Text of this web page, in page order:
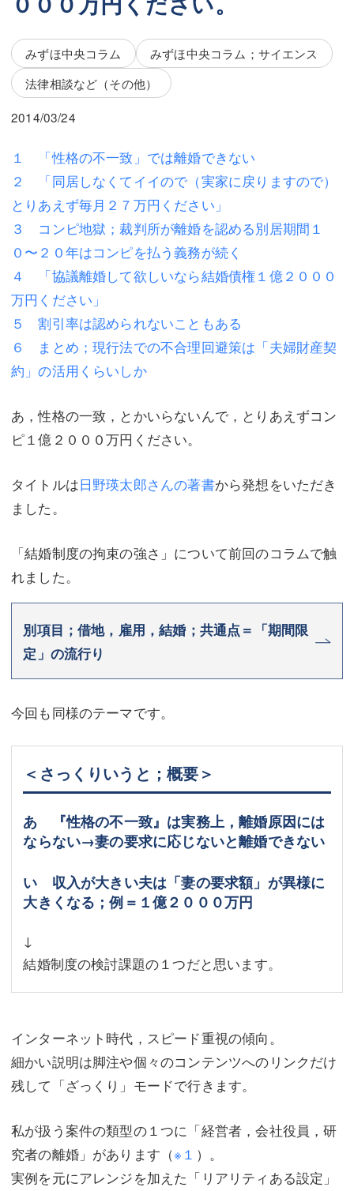
吉元 優仁
小川 祐
弁護士費用
相続・遺言
離婚（夫婦間トラブル）
企業法務
労働問題（解雇，残業等）
刑事弁護
交通事故
不動産登記
商業登記
調査・書面作成
マスコミ取材・実績
東京事務所 (新宿・四谷)
埼玉事務所 (さいたま市)
川口事務所（埼玉県川口市）
吉元 優仁
弁護士費用
不動産
離婚（夫婦間トラブル）
企業法務
労働問題（解雇，残業等）
刑事弁護
交通事故
不動産登記
商業登記
調査・書面作成
債務整理
アクセス
埼玉事務所 (さいたま市)
川口事務所（埼玉県川口市）
お問い合せフォーム
みずほ中央コラム
みずほ中央コラム；サイエンス
法律相談など（その他）
2014/03/24
１ 「性格の不一致」では離婚できない
２ 「同居しなくてイイので（実家に戻りますので）
とりあえず毎月２７万円ください」
３ コンピ地獄；裁判所が離婚を認める別居期間１
０〜２０年はコンピを払う義務が続く
４ 「協議離婚して欲しいなら結婚債権１億２０００
万円ください」
５ 割引率は認められないこともある
６ まとめ；現行法での不合理回避策は「夫婦財産契
約」の活用くらいしか
あ，性格の一致，とかいらないんで，とりあえずコン
ピ１億２０００万円ください。
タイトルは日野瑛太郎さんの著書から発想をいただき
ました。
「結婚制度の拘束の強さ」について前回のコラムで触
れました。
別項目；借地，雇用，結婚；共通点＝「期間限
定」の流行り
今回も同様のテーマです。
＜さっくりいうと；概要＞
あ 『性格の不一致』は実務上，離婚原因には
ならない→妻の要求に応じないと離婚できない
い 収入が大きい夫は「妻の要求額」が異様に
大きくなる；例＝１億２０００万円
↓
結婚制度の検討課題の１つだと思います。
インターネット時代，スピード重視の傾向。
細かい説明は脚注や個々のコンテンツへのリンクだけ
残して「ざっくり」モードで行きます。
私が扱う案件の類型の１つに「経営者，会社役員，研
究者の離婚」があります（※１ ）。
実例を元にアレンジを加えた「リアリティある設定」